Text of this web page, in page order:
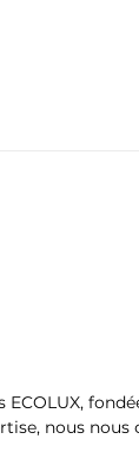
nous nous